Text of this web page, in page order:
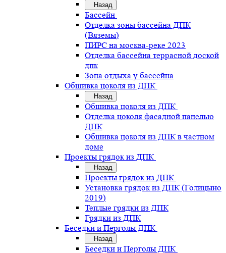
Назад
Бассейн
Отделка зоны бассейна ДПК
(Вяземы)
ПИРС на москва-реке 2023
Отделка бассейна террасной доской
дпк
Зона отдыха у бассейна
Обшивка цоколя из ДПК
Назад
Обшивка цоколя из ДПК
Отделка цоколя фасадной панелью
ДПК
Обшивка цоколя из ДПК в частном
доме
Проекты грядок из ДПК
Назад
Проекты грядок из ДПК
Установка грядок из ДПК (Голицыно
2019)
Теплые грядки из ДПК
Грядки из ДПК
Беседки и Перголы ДПК
Назад
Беседки и Перголы ДПК